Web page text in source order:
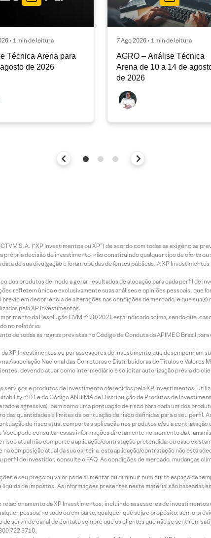
• 1 min de leitura
Técnica Arena para
de 2026
7 Ago 2026 • 1 min de leitura
AGRO – Análise Técnica
Arena de 10 a 14 de
de 2026
S.A. (“XP Investimentos ou XP”) de acordo com todas as exigências
própria decisão de investimento, não constituindo qualquer tipo de oferta
de sua divulgação e foram obtidas de fontes públicas. A XP
dos produtos de modo a gerar resultados de alocação para cada perfil de
refletem única e exclusivamente suas análises e opiniões pessoais, que
em decorrência de alterações nas condições de mercado, e que
pela XP Investimentos.
da Resolução CVM nº 20/2021 está indicado acima, sendo que,
no relatório.
de todas as regras previstas no Código de Conduta da APIMEC Brasil
XP Investimentos ou por assessores de investimento que desempenham
Associação Nacional das Corretoras e Distribuidoras de Títulos e Valores
devendo atuar como intermediário e solicitar autorização prévia do
serviços e produtos de investimento oferecidos pela XP Investimentos,
nº 01 e do Código ANBIMA de Distribuição de Produtos de
e agressivo), bem como uma pontuação de risco para cada um dos
das quantidades e limites da pontuação de risco definidas para o seu perfil.
de risco atual comporta a aplicação nos produtos e/ou a contratação
pode consultar essas informações diretamente no momento da
risco atual não comporte a aplicação/contratação pretendida, ou caso
composição atual da sua carteira, esta aplicação/contratação não está
de investidor, consulte o FAQ. As condições de mercado, mudanças
e seu preço ou valor pode aumentar ou diminuir num curto espaço de
de impostos. As informações presentes neste material são baseadas
da XP Investimentos, incluindo assessores de investimentos
pessoa, no todo ou em parte, qualquer que seja o propósito, sem o
servir de canal de contato sempre que os clientes que não se sentirem
722 3710.